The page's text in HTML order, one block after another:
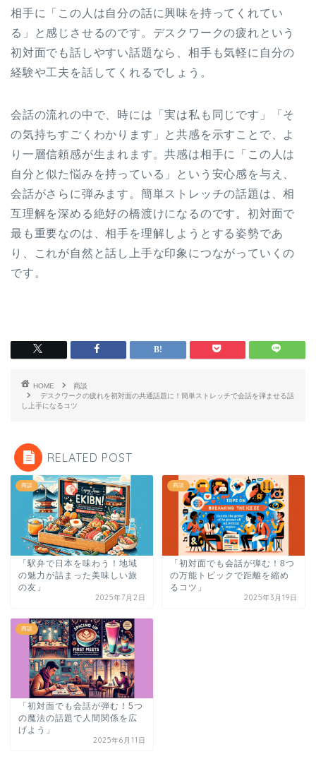
相手に「この人は自分の話に興味を持ってくれてい
る」と感じさせるのです。デスクワークの疲れという
初対面でも話しやすい話題なら、相手も気軽に自分の
経験や工夫を話してくれるでしょう。
会話の流れの中で、時には「実は私も同じです」「そ
の気持ちすごくわかります」と共感を示すことで、よ
り一層信頼感が生まれます。共感は相手に「この人は
自分と似た悩みを持っている」という安心感を与え、
会話がさらに弾みます。簡単ストレッチの話題は、相
互理解を深める絶好の橋渡けになるのです。初対面で
最も重要なのは、相手を理解しようとする姿勢であ
り、これが自然と話し上手な印象につながっていくの
です。
HOME
商談
デスクワークの疲れを初対面の共通話題に！簡単ストレッチで会話を弾ませる話
し上手になるコツ
RELATED POST
商談
「駅弁で日本を味わう！地域
の魅力が詰まった美味しい旅
の友」
2025年7月2日
商談
「初対面でも会話が弾む！8つ
の万能トピックで距離を縮め
るコツ」
2025年3月19日
商談
「初対面でも会話が弾む！5つ
の魔法の話題で人間関係を広
げよう」
2025年6月11日